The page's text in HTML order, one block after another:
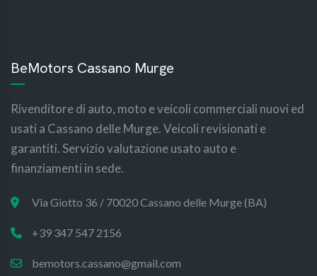
BeMotors Cassano Murge
Rivenditore di auto, moto e veicoli commerciali nuovi ed
usati a Cassano delle Murge. Veicoli revisionati e
garantiti. Servizio valutazione usato auto e
finanziamenti in sede.
Via Giotto 36 / 70020 Cassano delle Murge (BA)
+39 347 547 2156
bemotors.cassano@gmail.com